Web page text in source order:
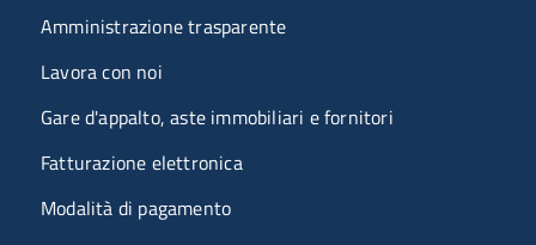
Amministrazione trasparente
Lavora con noi
Gare d'appalto, aste immobiliari e fornitori
Fatturazione elettronica
Modalità di pagamento